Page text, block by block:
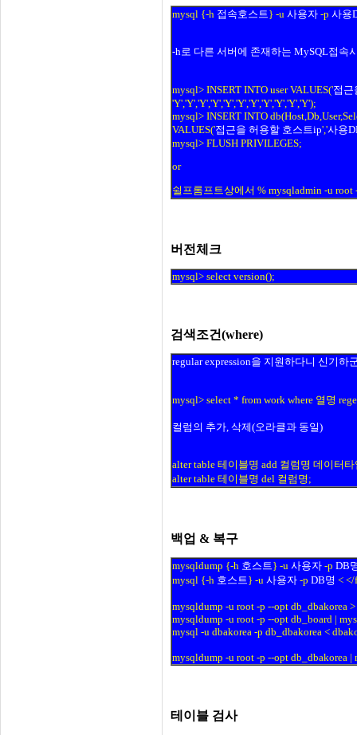
mysql {-h 접속호스트} -u 사용자 -p 사용
-h로 다른 서버에 존재하는 MySQL접속
mysql> INSERT INTO user VALUES('접근
'Y','Y','Y','Y','Y','Y','Y','Y','Y','Y','Y');
mysql> INSERT INTO
VALUES('접근을 허용할 호스트ip','사용
mysql> FLUSH PRIVILEGES;
or
쉴프롬프트상에서 % mysqladmin -u root
버전체크
mysql> select version();
검색조건(where)
regular expression을 지원하다니 신기하
mysql> select * from work where 열명
컬럼의 추가, 삭제(오라클과 동일)
alter table 테이블명 add 컬럼명 데이터
alter table 테이블명 del 컬럼명;
백업 & 복구
mysqldump {-h 호스트} -u 사용자 -p DB
mysql {-h 호스트} -u 사용자 -p DB명 <
mysqldump -u root -p --opt db_dbakorea
mysqldump -u root -p --opt db_board |
mysql -u dbakorea -p db_dbakorea <
mysqldump -u root -p --opt db_dbakorea |
테이블 검사